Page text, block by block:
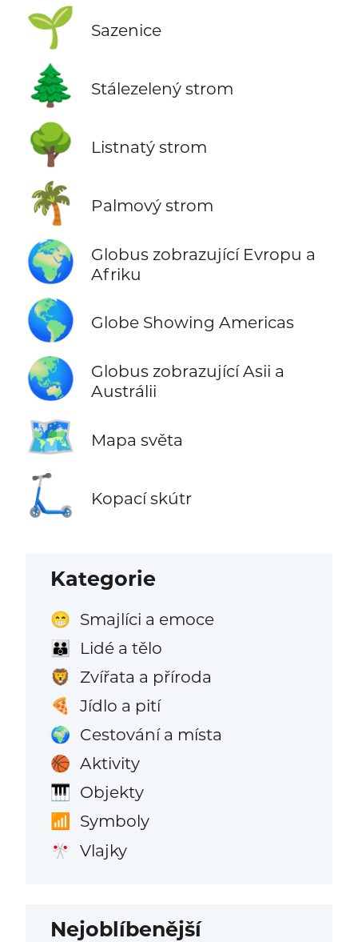
🌱 Sazenice
🌲 Stálezelený strom
🌳 Listnatý strom
🌴 Palmový strom
🌍
Globus zobrazující Evropu a
Afriku
🌎 Globe Showing Americas
🌏
Globus zobrazující Asii a
Austrálii
🗺️ Mapa světa
🛴 Kopací skútr
Kategorie
😁 Smajlíci a emoce
👪 Lidé a tělo
🦁 Zvířata a příroda
🍕 Jídlo a pití
🌍 Cestování a místa
🏀 Aktivity
🎹 Objekty
📶 Symboly
🎌 Vlajky
Nejoblíbenější